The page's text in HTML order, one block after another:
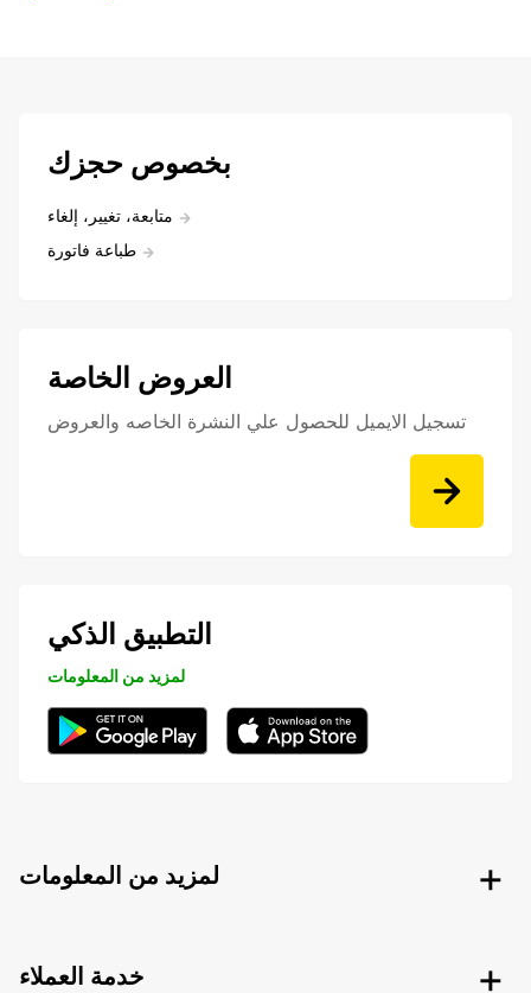
بخصوص حجزك
متابعة، تغيير، إلغاء
طباعة فاتورة
العروض الخاصة
تسجيل الايميل للحصول علي النشرة الخاصه والعروض
التطبيق الذكي
لمزيد من المعلومات
لمزيد من المعلومات
خدمة العملاء